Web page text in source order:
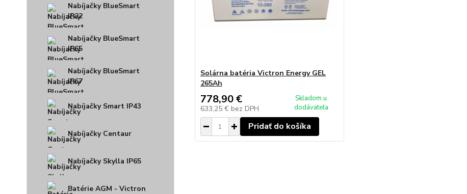
Nabíjačky BlueSmart
IP22
Nabíjačky BlueSmart
IP65
Nabíjačky BlueSmart
IP67
Nabíjačky Smart IP43
Nabíjačky Centaur
Nabíjačky Skylla IP65
Batérie AGM - Victron
Solárna batéria Victron Energy GEL
265Ah
778,90 €
633,25 € bez DPH
Skladom u
dodávateľa
Pridať do košíka